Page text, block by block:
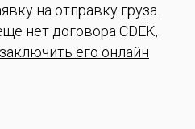
на отправку груза.
нет договора CDEK,
заключить его онлайн